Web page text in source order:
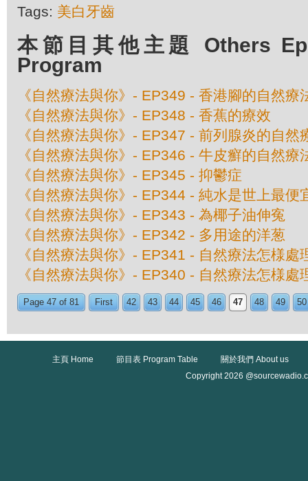
Tags: 美白牙齒
本節目其他主題 Others
Program
《自然療法與你》- EP349 - 香港腳的自然療
《自然療法與你》- EP348 - 香蕉的療效
《自然療法與你》- EP347 - 前列腺炎的自然
《自然療法與你》- EP346 - 牛皮癬的自然療
《自然療法與你》- EP345 - 抑鬱症
《自然療法與你》- EP344 - 純水是世上最便
《自然療法與你》- EP343 - 為椰子油伸寃
《自然療法與你》- EP342 - 多用途的洋葱
《自然療法與你》- EP341 - 自然療法怎様處
《自然療法與你》- EP340 - 自然療法怎様處
Page 47 of 81 First 42 43 44 45 46 47 48 49 50
主頁 Home 節目表 Program Table
關於我們 About us
Copyright 2026